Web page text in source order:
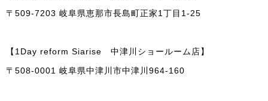
〒509-7203 岐阜県恵那市長島町正家1丁目1-25
【1Day reform Siarise 中津川ショールーム店】
〒508-0001 岐阜県中津川市中津川964-160